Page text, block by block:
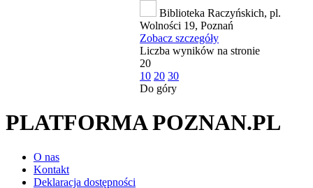
Biblioteka Raczyńskich, pl.
Wolności 19, Poznań
Zobacz szczegóły
Liczba wyników na stronie
20
10 20 30
Do góry
PLATFORMA POZNAN.PL
O nas
Kontakt
Deklaracja dostępności